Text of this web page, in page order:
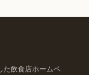
た飲食店ホームペ